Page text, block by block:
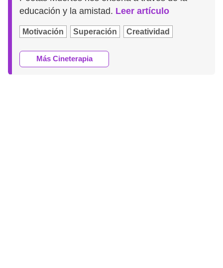
educación y la amistad. Leer artículo
Motivación Superación Creatividad
Más Cineterapia